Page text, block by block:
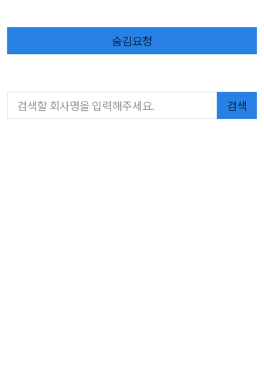
숨김요청
검색